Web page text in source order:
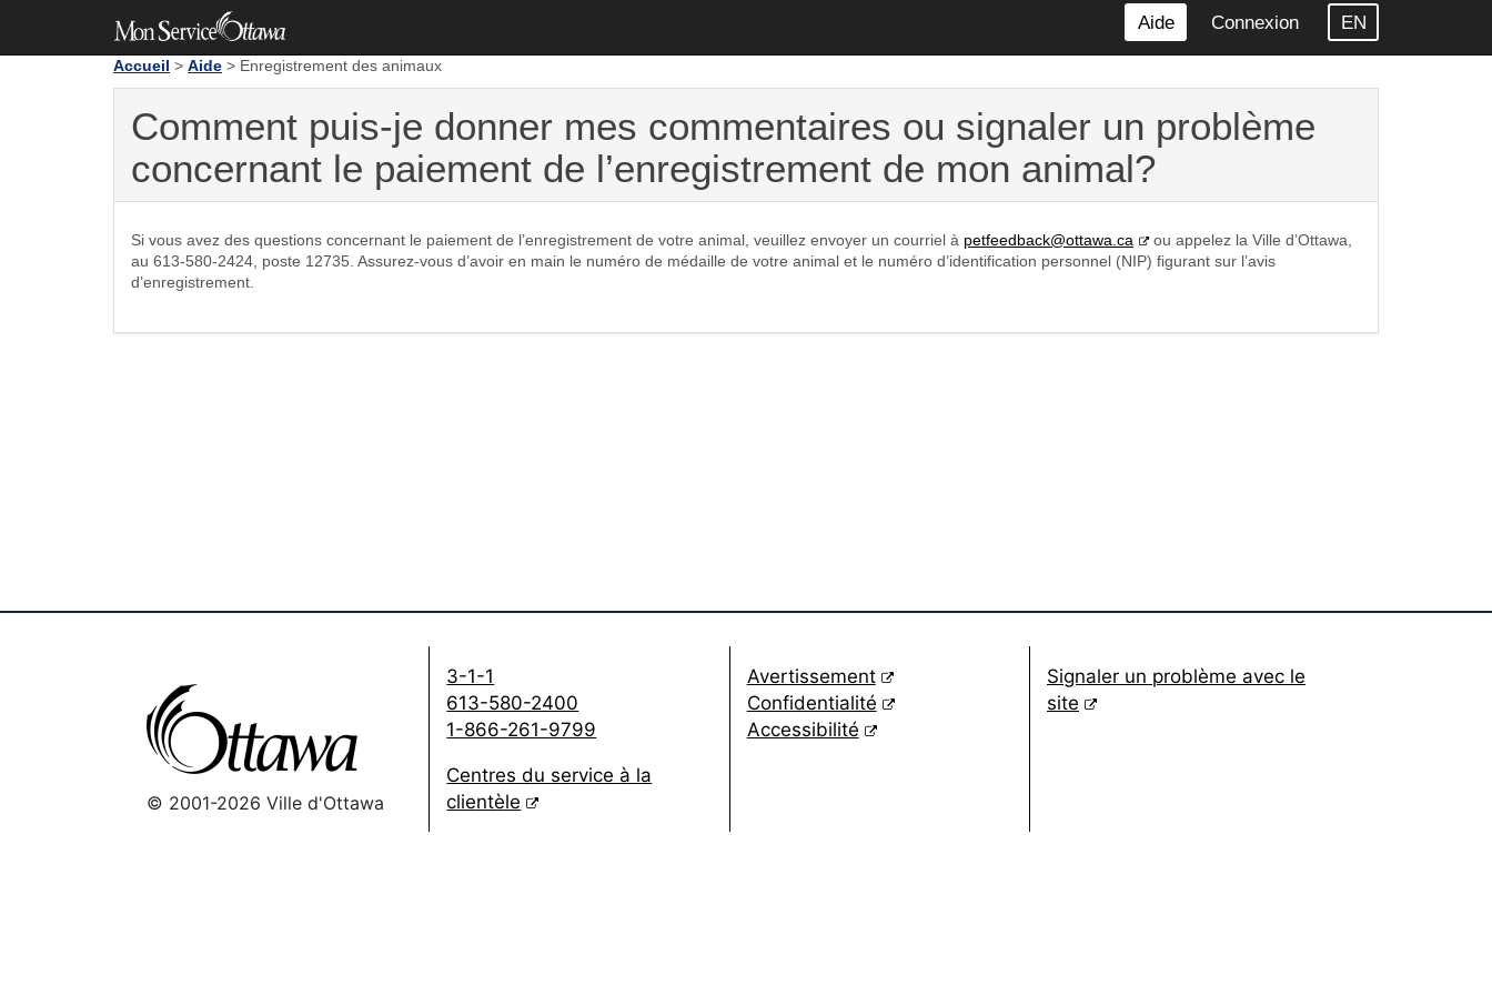
Aide Connexion EN
Accueil > Aide > Enregistrement des animaux
Comment puis-je donner mes commentaires ou signaler un problème
concernant le paiement de l’enregistrement de mon animal?
Si vous avez des questions concernant le paiement de l’enregistrement de votre animal, veuillez envoyer un courriel à petfeedback@ottawa.ca (lien
externe)
ou appelez la Ville d’Ottawa,
au 613‑580‑2424, poste 12735. Assurez-vous d’avoir en main le numéro de médaille de votre animal et le numéro d’identification personnel (NIP) figurant sur l’avis
d’enregistrement.
© 2001-2026 Ville d'Ottawa
3-1-1
613-580-2400
1-866-261-9799
Centres du service à la
clientèle (lien externe)
Avertissement(lien externe)
Confidentialité(lien externe)
Accessibilité(lien externe)
Signaler un problème avec le
site(lien externe)